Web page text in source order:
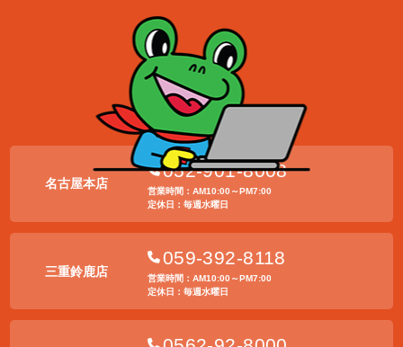
名古屋本店
052-901-8008
営業時間：AM10:00～PM7:00
定休日：毎週水曜日
三重鈴鹿店
059-392-8118
営業時間：AM10:00～PM7:00
定休日：毎週水曜日